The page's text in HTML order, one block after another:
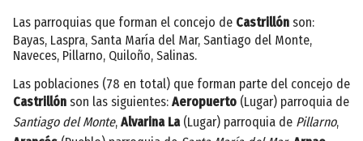
Las parroquias que forman el concejo de Castrillón son:
Bayas, Laspra, Santa María del Mar, Santiago del Monte,
Naveces, Pillarno, Quiloño, Salinas.
Las poblaciones (78 en total) que forman parte del concejo de
Castrillón son las siguientes: Aeropuerto (Lugar) parroquia de
Santiago del Monte, Alvarina La(Lugar) parroquia de Pillarno,